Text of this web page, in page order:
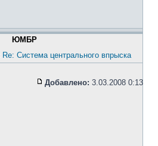
ЮМБР
Re: Система центрального впрыска
Добавлено: 3.03.2008 0:13